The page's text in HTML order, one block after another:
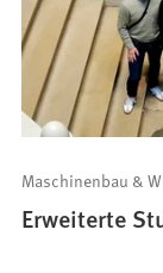
Maschinenbau &
Erweiterte